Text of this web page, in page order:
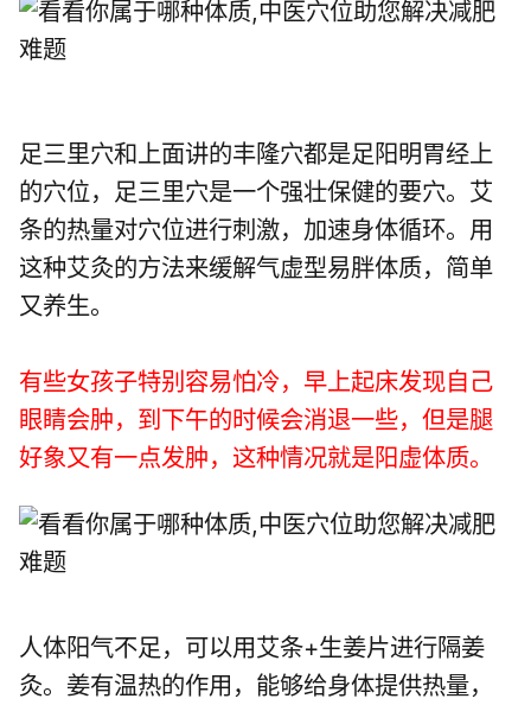
足三里穴和上面讲的丰隆穴都是足阳明胃经上
的穴位，足三里穴是一个强壮保健的要穴。艾
条的热量对穴位进行刺激，加速身体循环。用
这种艾灸的方法来缓解气虚型易胖体质，简单
又养生。
有些女孩子特别容易怕冷，早上起床发现自己
眼睛会肿，到下午的时候会消退一些，但是腿
好象又有一点发肿，这种情况就是阳虚体质。
人体阳气不足，可以用艾条+生姜片进行隔姜
灸。姜有温热的作用，能够给身体提供热量，